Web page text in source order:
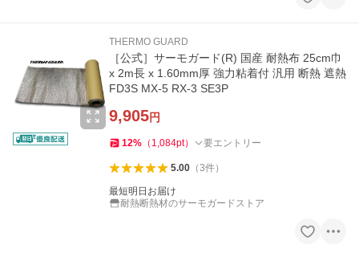
THERMO GUARD
［公式］サーモガード(R) 国産 耐熱布 25cm巾
x 2m長 x 1.60mm厚 強力粘着付 汎用 断熱 遮熱
FD3S MX-5 RX-3 SE3P
9,905円
12% （ 1,084pt） 要エントリー
5.00（3件）
最短明日お届け
耐熱断熱材のサーモガードストア